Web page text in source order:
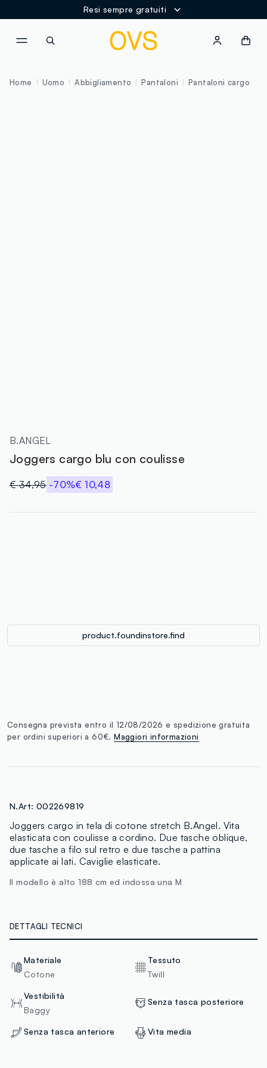
Resi sempre gratuiti
Home Uomo Abbigliamento Pantaloni Pantaloni cargo
B.ANGEL
Joggers cargo blu con coulisse
€ 34,95 -70%€ 10,48
product.foundinstore.find
Consegna prevista entro il 12/08/2026 e spedizione gratuita
per ordini superiori a 60€.Maggiori informazioni
N.Art: 002269819
Joggers cargo in tela di cotone stretch B.Angel. Vita
elasticata con coulisse a cordino. Due tasche oblique,
due tasche a filo sul retro e due tasche a pattina
applicate ai lati. Caviglie elasticate.
Il modello è alto 188 cm ed indossa una M
DETTAGLI TECNICI
Materiale
Cotone
Tessuto
Twill
Vestibilità
Baggy
Senza tasca posteriore
Senza tasca anteriore Vita media